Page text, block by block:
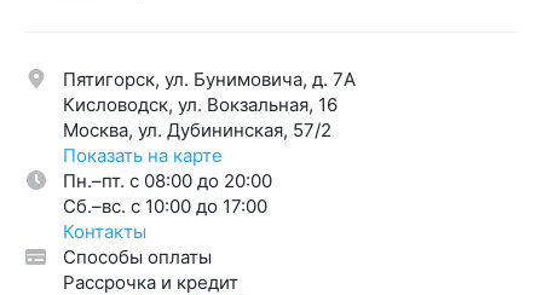
Пятигорск, ул. Бунимовича, д. 7A
Кисловодск, ул. Вокзальная, 16
Москва, ул. Дубининская, 57/2
Показать на карте
Пн.–пт. с 08:00 до 20:00
Cб.–вс. с 10:00 до 17:00
Контакты
Способы оплаты
Рассрочка и кредит